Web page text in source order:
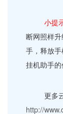
小提
断网照样
手，释放
挂机助手的
更多
http://